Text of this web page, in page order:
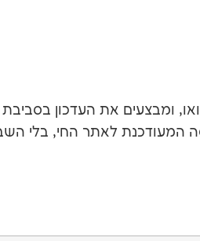
ומבצעים את העדכון בסביבת
המעודכנת לאתר החי, בלי